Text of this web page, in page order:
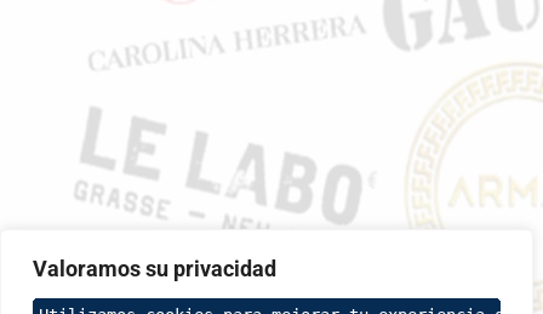
Valoramos su privacidad